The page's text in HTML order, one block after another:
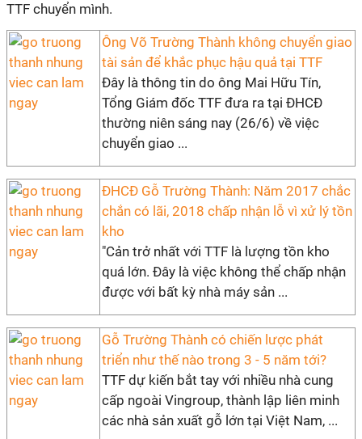
TTF chuyển mình.
Ông Võ Trường Thành không chuyển giao
tài sản để khắc phục hậu quả tại TTF
Đây là thông tin do ông Mai Hữu Tín,
Tổng Giám đốc TTF đưa ra tại ĐHCĐ
thường niên sáng nay (26/6) về việc
chuyển giao ...
ĐHCĐ Gỗ Trường Thành: Năm 2017 chắc
chắn có lãi, 2018 chấp nhận lỗ vì xử lý tồn
kho
"Cản trở nhất với TTF là lượng tồn kho
quá lớn. Đây là việc không thể chấp nhận
được với bất kỳ nhà máy sản ...
Gỗ Trường Thành có chiến lược phát
triển như thế nào trong 3 - 5 năm tới?
TTF dự kiến bắt tay với nhiều nhà cung
cấp ngoài Vingroup, thành lập liên minh
các nhà sản xuất gỗ lớn tại Việt Nam, ...